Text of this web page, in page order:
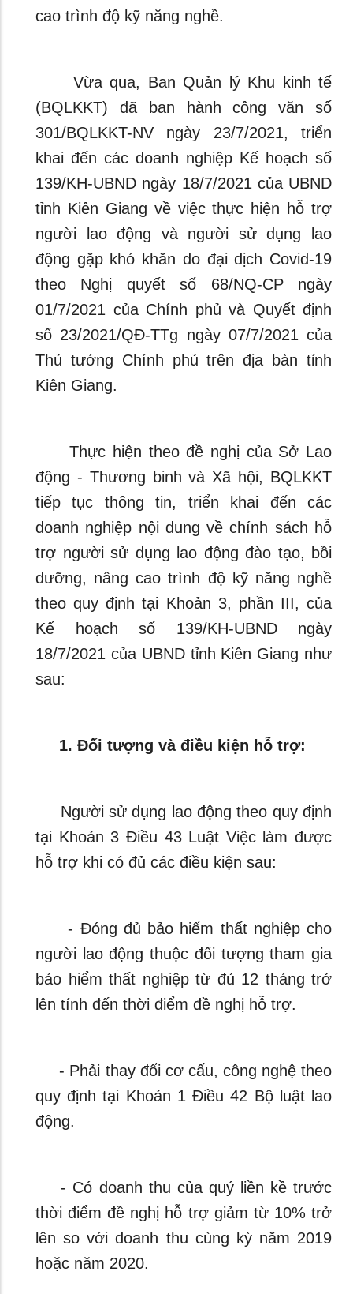
cao trình độ kỹ năng nghề.
Vừa qua, Ban Quản lý Khu kinh tế
(BQLKKT) đã ban hành công văn số
301/BQLKKT-NV ngày 23/7/2021, triển
khai đến các doanh nghiệp Kế hoạch số
139/KH-UBND ngày 18/7/2021 của UBND
tỉnh Kiên Giang về việc thực hiện hỗ trợ
người lao động và người sử dụng lao
động gặp khó khăn do đại dịch Covid-19
theo Nghị quyết số 68/NQ-CP ngày
01/7/2021 của Chính phủ và Quyết định
số 23/2021/QĐ-TTg ngày 07/7/2021 của
Thủ tướng Chính phủ trên địa bàn tỉnh
Kiên Giang.
Thực hiện theo đề nghị của Sở Lao
động - Thương binh và Xã hội, BQLKKT
tiếp tục thông tin, triển khai đến các
doanh nghiệp nội dung về chính sách hỗ
trợ người sử dụng lao động đào tạo, bồi
dưỡng, nâng cao trình độ kỹ năng nghề
theo quy định tại Khoản 3, phần III, của
Kế hoạch số 139/KH-UBND ngày
18/7/2021 của UBND tỉnh Kiên Giang như
sau:
1. Đối tượng và điều kiện hỗ trợ:
Người sử dụng lao động theo quy định
tại Khoản 3 Điều 43 Luật Việc làm được
hỗ trợ khi có đủ các điều kiện sau:
- Đóng đủ bảo hiểm thất nghiệp cho
người lao động thuộc đối tượng tham gia
bảo hiểm thất nghiệp từ đủ 12 tháng trở
lên tính đến thời điểm đề nghị hỗ trợ.
- Phải thay đổi cơ cấu, công nghệ theo
quy định tại Khoản 1 Điều 42 Bộ luật lao
động.
- Có doanh thu của quý liền kề trước
thời điểm đề nghị hỗ trợ giảm từ 10% trở
lên so với doanh thu cùng kỳ năm 2019
hoặc năm 2020.